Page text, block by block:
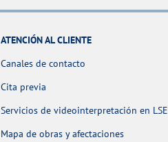
ATENCIÓN AL CLIENTE
Canales de contacto
Cita previa
Servicios de videointerpretación en LSE
Mapa de obras y afectaciones